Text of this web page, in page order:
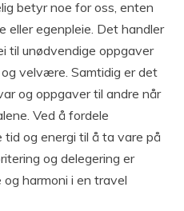
betyr noe for oss, enten
eller egenpleie. Det handler
til unødvendige oppgaver
velvære. Samtidig er det
og oppgaver til andre når
Ved å fordele
og energi til å ta vare på
og delegering er
harmoni i en travel